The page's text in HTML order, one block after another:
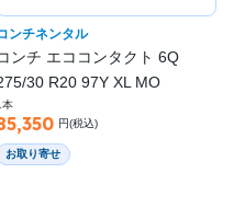
ンチネンタル
ンチ エココンタクト 6Q
30 R20 97Y XL MO
本
円(税込)
お取り寄せ